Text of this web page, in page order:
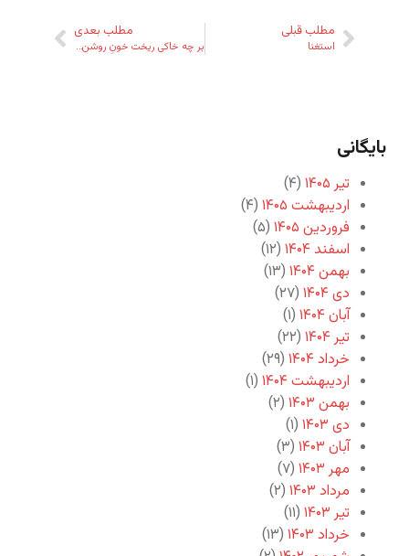
مطلب قبلی
استغنا
مطلب بعدی
بر چه خاکی ریخت خونِ روشن‌ات؟
بایگانی
تیر ۱۴۰۵
(۴)
اردیبهشت ۱۴۰۵
(۴)
فروردین ۱۴۰۵
(۵)
اسفند ۱۴۰۴
(۱۲)
بهمن ۱۴۰۴
(۱۳)
دی ۱۴۰۴
(۲۷)
آبان ۱۴۰۴
(۱)
تیر ۱۴۰۴
(۲۲)
خرداد ۱۴۰۴
(۲۹)
اردیبهشت ۱۴۰۴
(۱)
بهمن ۱۴۰۳
(۲)
دی ۱۴۰۳
(۱)
آبان ۱۴۰۳
(۳)
مهر ۱۴۰۳
(۷)
مرداد ۱۴۰۳
(۲)
تیر ۱۴۰۳
(۱۱)
خرداد ۱۴۰۳
(۱۳)